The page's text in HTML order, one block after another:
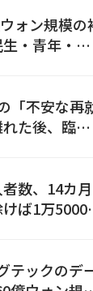
ォン規模の
・青年・安
「不安な再
た後、臨時
数、14カ月
ば1万5000
テックのデ